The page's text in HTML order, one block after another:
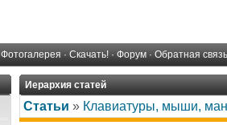
Фотогалерея · Скачать! · Форум · Обратная связь
Иерархия статей
Статьи » Клавиатуры, мыши,